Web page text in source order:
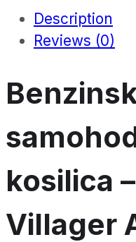
5111
quantity
Description
Reviews (0)
kosilica
Villager